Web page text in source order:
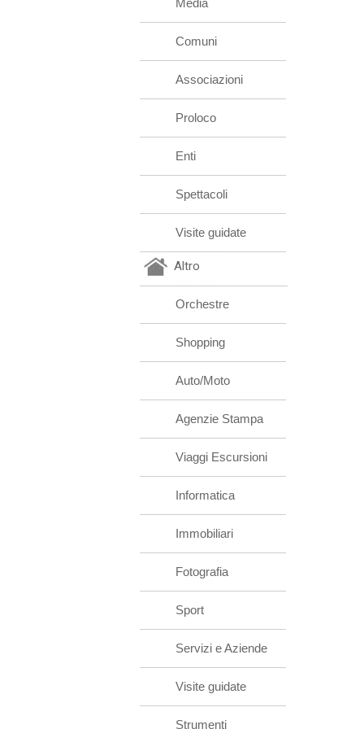
Media
Comuni
Associazioni
Proloco
Enti
Spettacoli
Visite guidate
Altro
Orchestre
Shopping
Auto/Moto
Agenzie Stampa
Viaggi Escursioni
Informatica
Immobiliari
Fotografia
Sport
Servizi e Aziende
Visite guidate
Strumenti